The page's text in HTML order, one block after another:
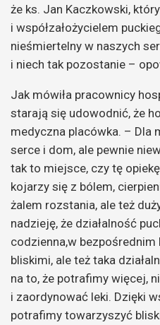
że ks. Jan Kaczkowski,
i współzałożycielem
nieśmiertelny w naszych
i niech tak pozostanie –
Jak mówiła pracownicy
starają się udowodnić, że
medyczna placówka. – Dla
serce i dom, ale pewnie
tak to miejsce, czy tę
kojarzy się z bólem,
żalem rozstania, ale też
nadzieję, że działalność
codzienna,w
bliskimi, ale też taka
na to, że potrafimy więcej,
i zaordynować leki. Dzięki
potrafimy towarzyszyć